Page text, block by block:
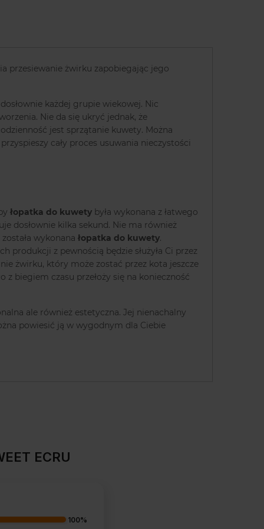
przesiewanie żwirku zapobiegając jego
każdej grupie wiekowej. Nic
Nie da się ukryć jednak, że
jest sprzątanie kuwety. Można
cały proces usuwania nieczystości
łopatka do kuwety była wykonana z łatwego
dosłownie kilka sekund. Nie ma również
wykonana łopatka do kuwety.
z pewnością będzie służyła Ci przez
żwirku, który może zostać przez kota jeszcze
biegiem czasu przełoży się na konieczność
ale również estetyczna. Jej nienachalny
powiesić ją w wygodnym dla Ciebie
ECRU
100%